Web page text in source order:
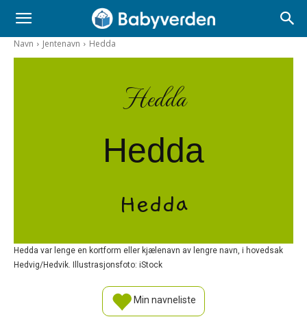
Navn Jentenavn Hedda
Hedda
Hedda
Hedda
Hedda var lenge en kortform eller kjælenavn av lengre navn, i hovedsak
Hedvig/Hedvik. Illustrasjonsfoto: iStock
Min navneliste